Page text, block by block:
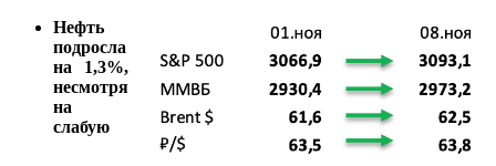
Нефть
подросла
на 1,3%,
несмотря
на
слабую